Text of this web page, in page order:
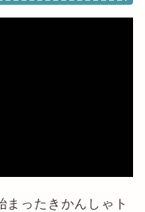
ったきかんしゃト